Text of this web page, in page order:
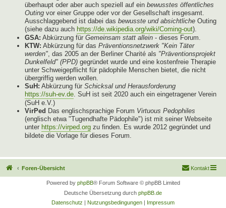
überhaupt oder aber auch speziell auf ein bewusstes öffentliches
Outing vor einer Gruppe oder vor der Gesellschaft insgesamt.
Ausschlaggebend ist dabei das bewusste und absichtliche Outing
(siehe dazu auch https://de.wikipedia.org/wiki/Coming-out).
GSA: Abkürzung für Gemeinsam statt allein - dieses Forum.
KTW: Abkürzung für das Präventionsnetzwerk "Kein Täter
werden", das 2005 an der Berliner Charité als "Präventionsprojekt
Dunkelfeld" (PPD) gegründet wurde und eine kostenfreie Therapie
unter Schweigepflicht für pädophile Menschen bietet, die nicht
übergriffig werden wollen.
SuH: Abkürzung für Schicksal und Herausforderung
https://suh-ev.de. SuH ist seit 2020 auch ein eingetragener Verein
(SuH e.V.)
VirPed Das englischsprachige Forum Virtuous Pedophiles
(englisch etwa "Tugendhafte Pädophile") ist mit seiner Webseite
unter https://virped.org zu finden. Es wurde 2012 gegründet und
bildete die Vorlage für dieses Forum.
Foren-Übersicht Kontakt
Powered by phpBB® Forum Software © phpBB Limited
Deutsche Übersetzung durch phpBB.de
Datenschutz | Nutzungsbedingungen | Impressum